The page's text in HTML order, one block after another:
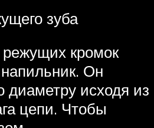
зуба
кромок
Он
диаметру исходя из
цепи. Чтобы